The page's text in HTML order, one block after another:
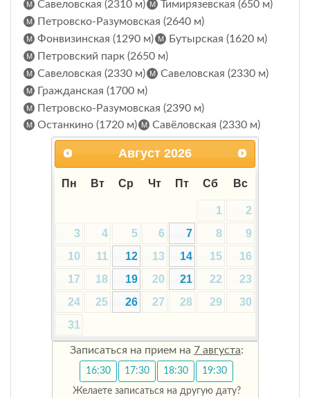
Савеловская (2310 м)
Тимирязевская (650 м)
Петровско-Разумовская (2640 м)
Фонвизинская (1290 м)
Бутырская (1620 м)
Петровский парк (2650 м)
Савеловская (2330 м)
Савеловская (2330 м)
Гражданская (1700 м)
Петровско-Разумовская (2390 м)
Останкино (1720 м)
Савёловская (2330 м)
Август 2026
Пн Вт Ср Чт Пт Сб Вс
1
2
3
4 5 6 7 8
9
10
11 12 13 14 15
16
17
18 19 20 21 22
23
24
25 26 27 28 29
30
31
Записаться на прием на 7 августа:
16:30 17:30 18:30 19:30
Желаете записаться на другую дату?